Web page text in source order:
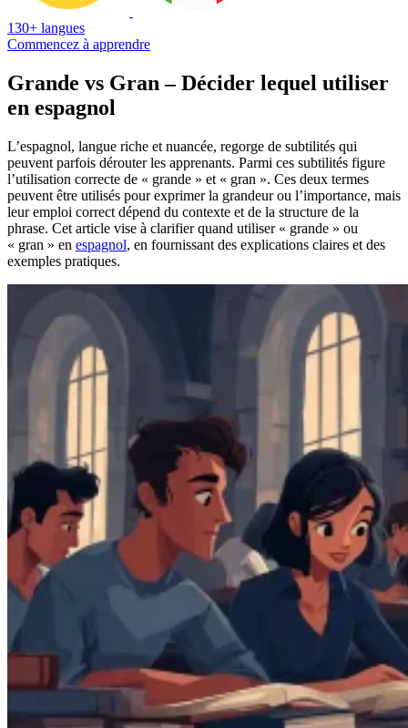
130+ langues
Commencez à apprendre
Grande vs Gran – Décider lequel utiliser
en espagnol
L’espagnol, langue riche et nuancée, regorge de subtilités qui
peuvent parfois dérouter les apprenants. Parmi ces subtilités figure
l’utilisation correcte de « grande » et « gran ». Ces deux termes
peuvent être utilisés pour exprimer la grandeur ou l’importance, mais
leur emploi correct dépend du contexte et de la structure de la
phrase. Cet article vise à clarifier quand utiliser « grande » ou
« gran » en espagnol, en fournissant des explications claires et des
exemples pratiques.